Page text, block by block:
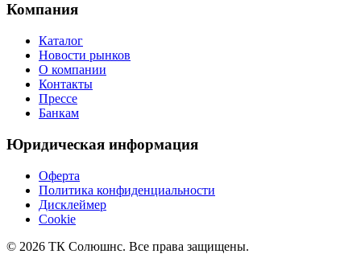
Компания
Каталог
Новости рынков
О компании
Контакты
Прессе
Банкам
Юридическая информация
Оферта
Политика конфиденциальности
Дисклеймер
Cookie
© 2026 ТК Солюшнс. Все права защищены.